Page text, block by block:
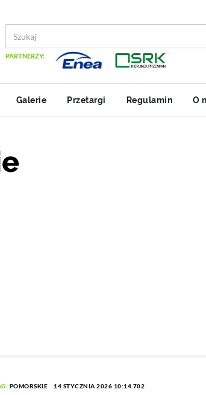
PARTNERZY:
Galerie Przetargi Regulamin O
POMORSKIE 14 STYCZNIA 2026 10:14 702